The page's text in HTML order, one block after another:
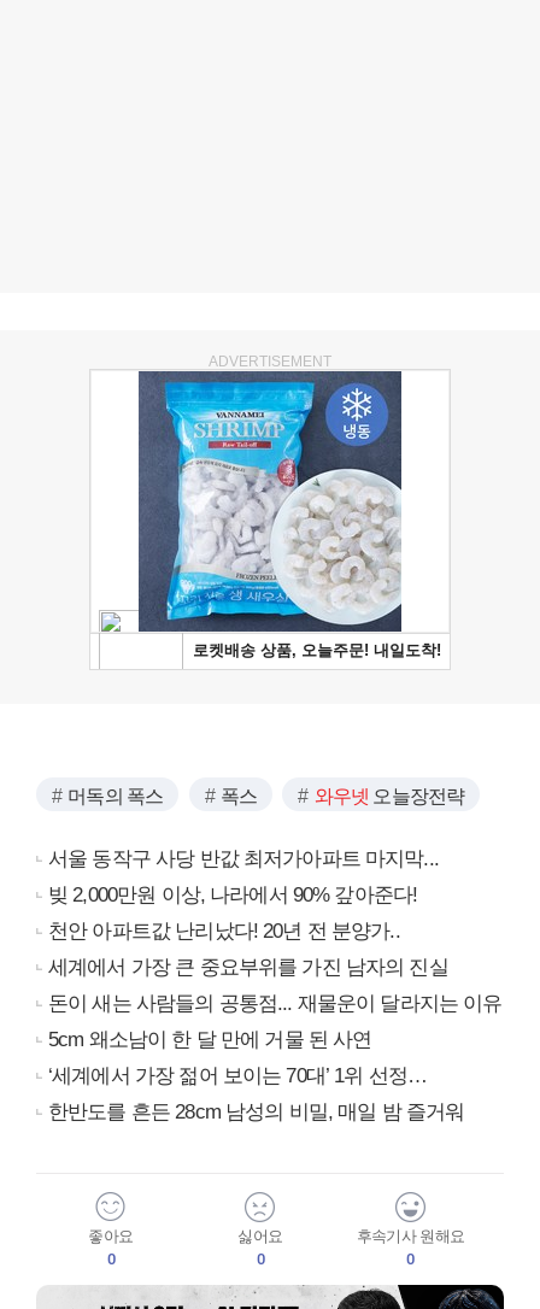
ADVERTISEMENT
머독의 폭스 폭스 와우넷 오늘장전략
서울 동작구 사당 반값 최저가아파트 마지막...
빚 2,000만원 이상, 나라에서 90% 갚아준다!
천안 아파트값 난리났다! 20년 전 분양가..
세계에서 가장 큰 중요부위를 가진 남자의 진실
돈이 새는 사람들의 공통점... 재물운이 달라지는 이유
5cm 왜소남이 한 달 만에 거물 된 사연
‘세계에서 가장 젊어 보이는 70대’ 1위 선정…
한반도를 흔든 28cm 남성의 비밀, 매일 밤 즐거워
좋아요
0
싫어요
0
후속기사 원해요
0